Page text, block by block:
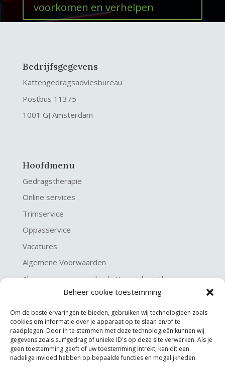
Beheer cookie toestemming
Om de beste ervaringen te bieden, gebruiken wij technologieën zoals
cookies om informatie over je apparaat op te slaan en/of te
raadplegen. Door in te stemmen met deze technologieën kunnen wij
gegevens zoals surfgedrag of unieke ID's op deze site verwerken. Als je
geen toestemming geeft of uw toestemming intrekt, kan dit een
nadelige invloed hebben op bepaalde functies en mogelijkheden.
voorkomen en verhelpen
Bedrijfsgegevens
Kattengedragsadviesbureau
Postbus 11375
1001 GJ Amsterdam
Hoofdmenu
Gedragstherapie
Online services
Trimservice
Oppasservice
Vacatures
Algemene Voorwaarden
Algemene voorwaarden kattengedragstherapie
Privacy verklaring
Disclaimer & Copyright